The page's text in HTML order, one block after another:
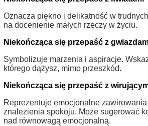
Oznacza piękno i delikatność w
na docenienie małych rzeczy w życiu.
Niekończąca się przepaść z
Symbolizuje marzenia i aspiracje.
którego dążysz, mimo przeszkód.
Niekończąca się przepaść z
Reprezentuje emocjonalne
znalezienia spokoju. Może sugerować
nad równowagą emocjonalną.